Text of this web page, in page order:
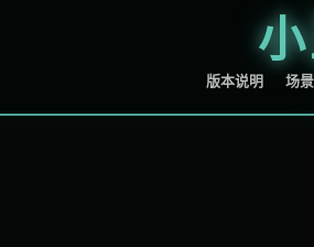
版本说明 场